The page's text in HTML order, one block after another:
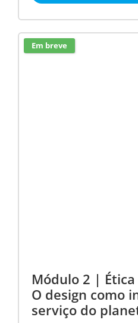
Em breve
Módulo 2 |
O design como
serviço do